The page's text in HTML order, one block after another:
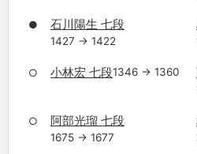
● 石川陽生 七段
1427 → 1422
○ 小林宏 七段1346 → 1360
○ 阿部光瑠 七段
1675 → 1677